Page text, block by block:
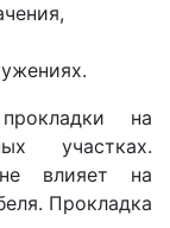
на
участках.
влияет на
Прокладка